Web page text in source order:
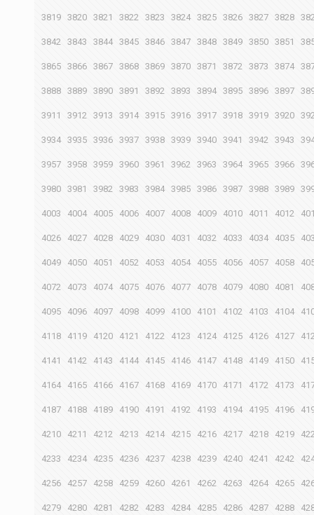
3819 3820 3821 3822 3823 3824 3825 3826 3827 3828
3842 3843 3844 3845 3846 3847 3848 3849 3850 3851
3865 3866 3867 3868 3869 3870 3871 3872 3873 3874
3888 3889 3890 3891 3892 3893 3894 3895 3896 3897
3911 3912 3913 3914 3915 3916 3917 3918 3919 3920
3934 3935 3936 3937 3938 3939 3940 3941 3942 3943
3957 3958 3959 3960 3961 3962 3963 3964 3965 3966
3980 3981 3982 3983 3984 3985 3986 3987 3988 3989
4003 4004 4005 4006 4007 4008 4009 4010 4011 4012
4026 4027 4028 4029 4030 4031 4032 4033 4034 4035
4049 4050 4051 4052 4053 4054 4055 4056 4057 4058
4072 4073 4074 4075 4076 4077 4078 4079 4080 4081
4095 4096 4097 4098 4099 4100 4101 4102 4103 4104
4118 4119 4120 4121 4122 4123 4124 4125 4126 4127
4141 4142 4143 4144 4145 4146 4147 4148 4149 4150
4164 4165 4166 4167 4168 4169 4170 4171 4172 4173
4187 4188 4189 4190 4191 4192 4193 4194 4195 4196
4210 4211 4212 4213 4214 4215 4216 4217 4218 4219
4233 4234 4235 4236 4237 4238 4239 4240 4241 4242
4256 4257 4258 4259 4260 4261 4262 4263 4264 4265
4279 4280 4281 4282 4283 4284 4285 4286 4287 4288